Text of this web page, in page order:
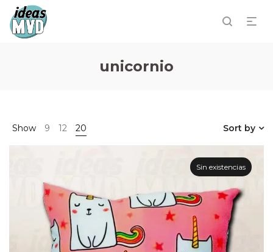
unicornio
Show 9 12 20 Sort by
Sin existencias